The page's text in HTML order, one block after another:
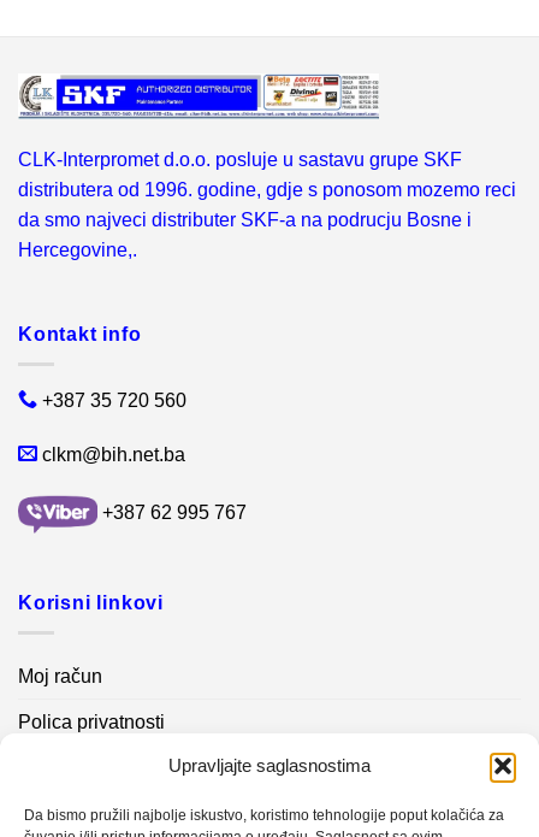
Upravljajte saglasnostima
Da bismo pružili najbolje iskustvo, koristimo tehnologije poput kolačića za
CLK-Interpromet d.o.o. posluje u sastavu grupe SKF
distributera od 1996. godine, gdje s ponosom mozemo reci
da smo najveci distributer SKF-a na podrucju Bosne i
Hercegovine,.
Kontakt info
+387 35 720 560
clkm@bih.net.ba
+387 62 995 767
Korisni linkovi
Moj račun
Polica privatnosti
Kontakt info